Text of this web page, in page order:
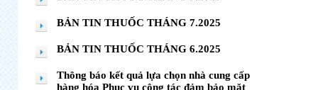
BẢN TIN THUỐC THÁNG 7.2025
BẢN TIN THUỐC THÁNG 6.2025
Thông báo kết quả lựa chọn nhà cung cấp
hàng hóa Phục vụ công tác đảm bảo mặt